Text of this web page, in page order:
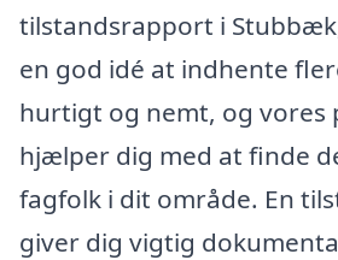
tilstandsrapport i
en god idé at indhente
hurtigt og nemt, og vores
hjælper dig med at finde
fagfolk i dit område. En
giver dig vigtig